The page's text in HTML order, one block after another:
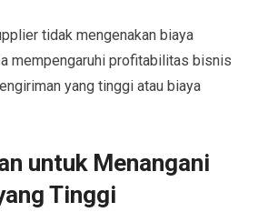
tidak mengenakan biaya
mempengaruhi profitabilitas bisnis
yang tinggi atau biaya
untuk Menangani
Tinggi